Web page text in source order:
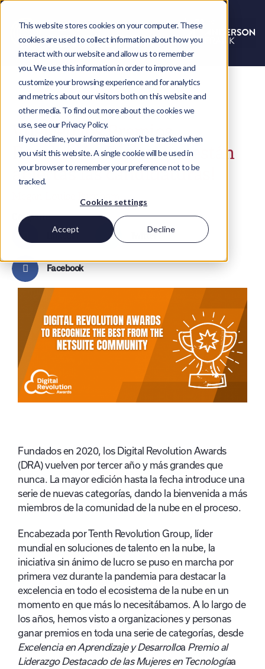
This website stores cookies on your computer. These
cookies are used to collect information about how you
interact with our website and allow us to remember
you. We use this information in order to improve and
customize your browsing experience and for analytics
and metrics about our visitors both on this website and
other media. To find out more about the cookies we
use, see our Privacy Policy.
If you decline, your information won’t be tracked when
you visit this website. A single cookie will be used in
your browser to remember your preference not to be
tracked.
Cookies settings
Accept Decline
Vuelven los Premios
Revolución Digital: ¡ya están
abiertas las candidaturas!
Megan-Louise Burnham
Comparte
LinkedIn Twitter
Facebook
Fundados en 2020, los Digital Revolution Awards
(DRA) vuelven por tercer año y más grandes que
nunca. La mayor edición hasta la fecha introduce una
serie de nuevas categorías, dando la bienvenida a más
miembros de la comunidad de la nube en el proceso.
Encabezada por Tenth Revolution Group, líder
mundial en soluciones de talento en la nube, la
iniciativa sin ánimo de lucro se puso en marcha por
primera vez durante la pandemia para destacar la
excelencia en todo el ecosistema de la nube en un
momento en que más lo necesitábamos. A lo largo de
los años, hemos visto a organizaciones y personas
ganar premios en toda una serie de categorías, desde
Excelencia en Aprendizaje y Desarrolloa Premio al
Liderazgo Destacado de las Mujeres en Tecnologíaa